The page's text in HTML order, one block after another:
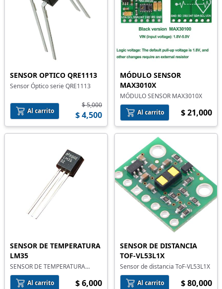
SENSOR OPTICO QRE1113
Sensor Óptico serie QRE1113
Al carrito
$ 5,000
$ 4,500
MÓDULO SENSOR
MAX3010X
MÓDULO SENSOR MAX3010X
Al carrito
$ 21,000
SENSOR DE TEMPERATURA
LM35
SENSOR DE TEMPERATURA
LM35-Z
Al carrito
$ 6,000
SENSOR DE DISTANCIA
TOF-VL53L1X
Sensor de distancia ToF-VL53L1X
Al carrito
$ 80,000